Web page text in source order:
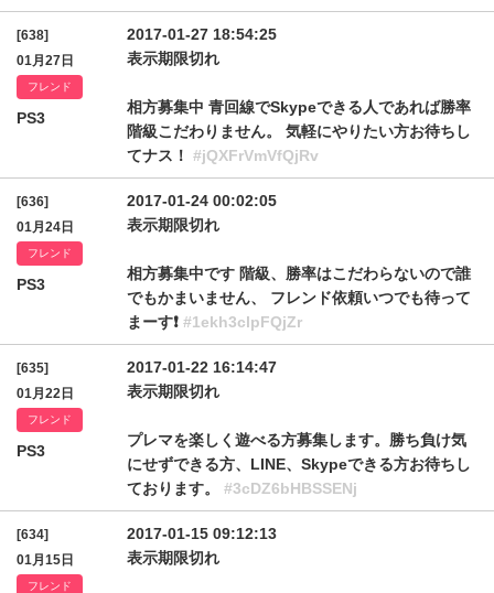
[638]
01月27日
フレンド
PS3
2017-01-27 18:54:25
表示期限切れ
相方募集中 青回線でSkypeできる人であれば勝率
階級こだわりません。 気軽にやりたい方お待ちし
てナス！ #jQXFrVmVfQjRv
[636]
01月24日
フレンド
PS3
2017-01-24 00:02:05
表示期限切れ
相方募集中です 階級、勝率はこだわらないので誰
でもかまいません、 フレンド依頼いつでも待って
まーす❗ #1ekh3clpFQjZr
[635]
01月22日
フレンド
PS3
2017-01-22 16:14:47
表示期限切れ
プレマを楽しく遊べる方募集します。勝ち負け気
にせずできる方、LINE、Skypeできる方お待ちし
ております。 #3cDZ6bHBSSENj
[634]
01月15日
フレンド
2017-01-15 09:12:13
表示期限切れ